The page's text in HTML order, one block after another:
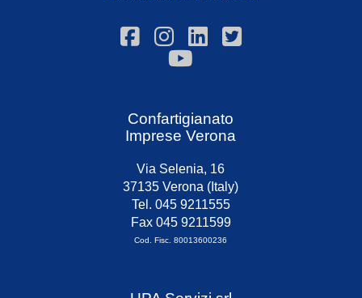
Confartigianato
Imprese Verona
Via Selenia, 16
37135 Verona (Italy)
Tel. 045 9211555
Fax 045 9211599
Cod. Fisc. 80013600236